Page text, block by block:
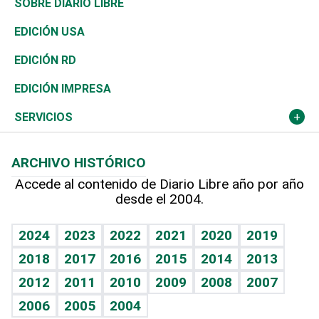
Reportajes
África
Ocenanía
Caribe
Resto del mundo
Vivienda
Telecom.
Global y variable
Economía personal
Buena Vida
Sociales
Novedades
Podcast Arte Libre
Hablando con el pediatra
Vida y familia
Eñe
Celebrando la vida
Sin complejos
Ciclismo
Tenis
Olimpismo
Más deportes
TBT Deportivo
En Directo
El Espía
Noticiero Poteleche
Columnistas
Más firmas
Tecnología
Historia
Martes de tecnología
Cambio climático
Mundo
Economía
Revista
Deportes
Opinión
Hecho en casa
Guía del dinero
SOBRE DIARIO LIBRE
EDICIÓN USA
EDICIÓN RD
EDICIÓN IMPRESA
SERVICIOS
Cumpleaños
Horóscopos
Crucigramas
ARCHIVO HISTÓRICO
Accede al contenido de Diario Libre año por año
desde el 2004.
2024 2023 2022 2021 2020
2019
2018
2017 2016 2015 2014
2013
2012
2011 2010 2009 2008
2007
2006
2005 2004